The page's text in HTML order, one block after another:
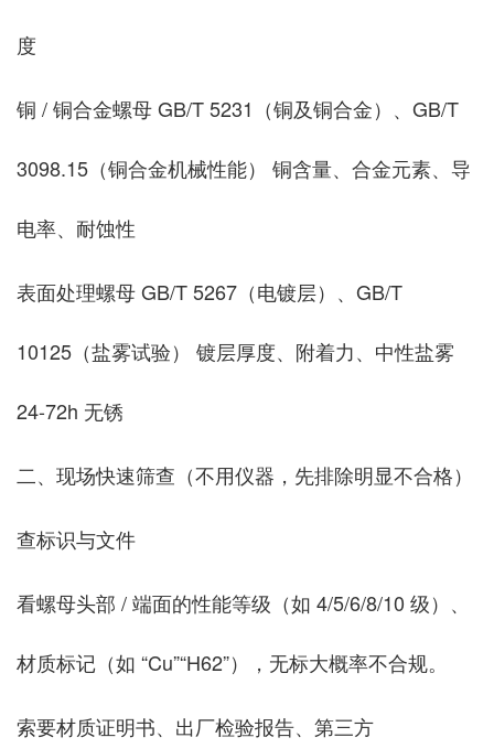
度
铜 / 铜合金螺母 GB/T 5231（铜及铜合金）、GB/T
3098.15（铜合金机械性能） 铜含量、合金元素、导
电率、耐蚀性
表面处理螺母 GB/T 5267（电镀层）、GB/T
10125（盐雾试验） 镀层厚度、附着力、中性盐雾
24-72h 无锈
二、现场快速筛查（不用仪器，先排除明显不合格）
查标识与文件
看螺母头部 / 端面的性能等级（如 4/5/6/8/10 级）、
材质标记（如 “Cu”“H62”），无标大概率不合规。
索要材质证明书、出厂检验报告、第三方